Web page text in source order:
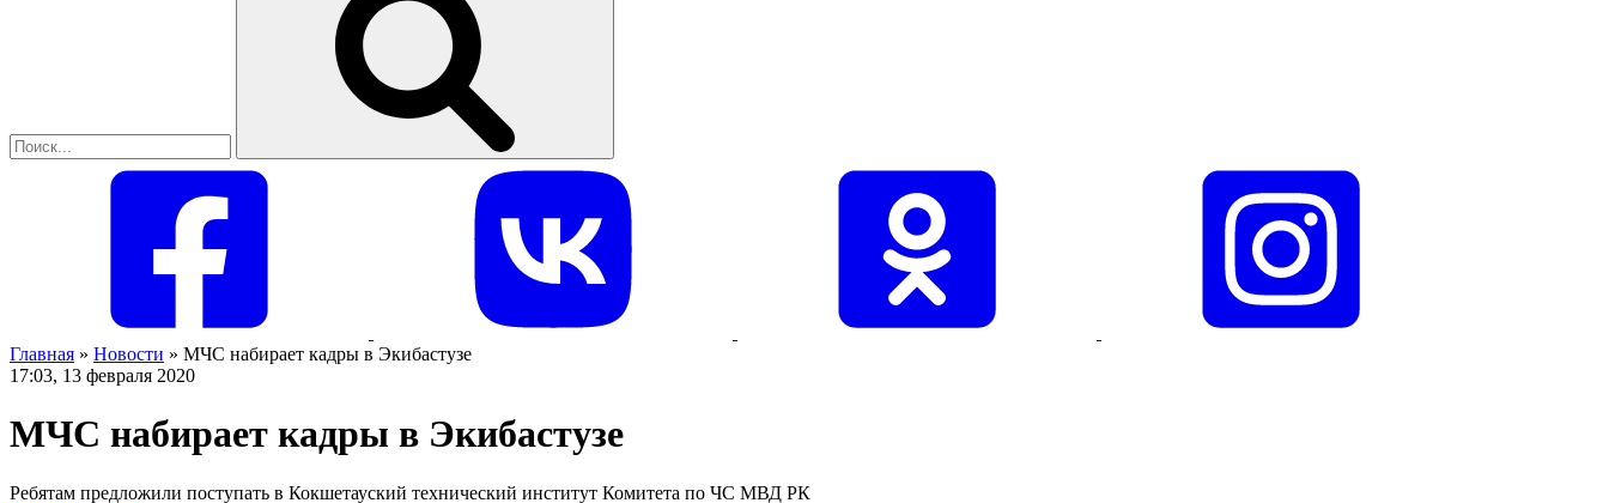
Главная » Новости » МЧС набирает кадры в Экибастузе
17:03, 13 февраля 2020
МЧС набирает кадры в Экибастузе
Ребятам предложили поступать в Кокшетауский технический институт Комитета по ЧС МВД РК